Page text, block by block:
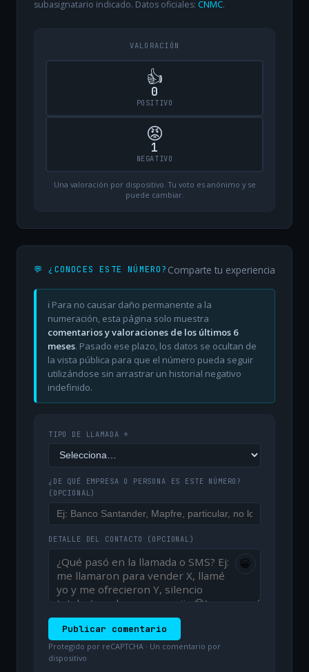
subasignatario indicado. Datos oficiales: CNMC.
VALORACIÓN
👍
0
POSITIVO
😡
1
NEGATIVO
Una valoración por dispositivo. Tu voto es anónimo y se
puede cambiar.
💬 ¿CONOCES ESTE NÚMERO? Comparte tu experiencia
ℹ️ Para no causar daño permanente a la
numeración, esta página solo muestra
comentarios y valoraciones de los últimos 6
meses. Pasado ese plazo, los datos se ocultan de
la vista pública para que el número pueda seguir
utilizándose sin arrastrar un historial negativo
indefinido.
TIPO DE LLAMADA *
¿DE QUÉ EMPRESA O PERSONA ES ESTE NÚMERO?
(OPCIONAL)
DETALLE DEL CONTACTO (OPCIONAL)
😀
Publicar comentario
Protegido por reCAPTCHA · Un comentario por
dispositivo